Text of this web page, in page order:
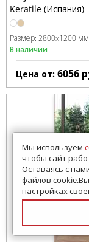
Keratile (Испания)
Размер: 2800x1200 мм
В наличии
Цена от: 6056
Мы используем
чтобы сайт
Оставаясь с
файлов
настройках